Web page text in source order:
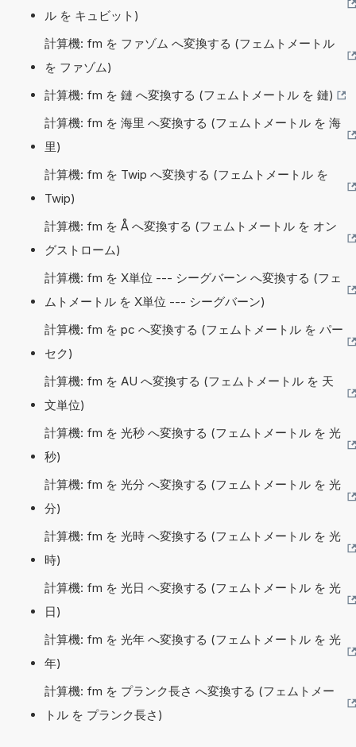
ル を キュビット)
計算機: fm を ファゾム へ変換する (フェムトメートル
を ファゾム)
計算機: fm を 鏈 へ変換する (フェムトメートル を 鏈)
計算機: fm を 海里 へ変換する (フェムトメートル を 海
里)
計算機: fm を Twip へ変換する (フェムトメートル を
Twip)
計算機: fm を Å へ変換する (フェムトメートル を オン
グストローム)
計算機: fm を X単位 --- シーグバーン へ変換する (フェ
ムトメートル を X単位 --- シーグバーン)
計算機: fm を pc へ変換する (フェムトメートル を パー
セク)
計算機: fm を AU へ変換する (フェムトメートル を 天
文単位)
計算機: fm を 光秒 へ変換する (フェムトメートル を 光
秒)
計算機: fm を 光分 へ変換する (フェムトメートル を 光
分)
計算機: fm を 光時 へ変換する (フェムトメートル を 光
時)
計算機: fm を 光日 へ変換する (フェムトメートル を 光
日)
計算機: fm を 光年 へ変換する (フェムトメートル を 光
年)
計算機: fm を プランク長さ へ変換する (フェムトメー
トル を プランク長さ)